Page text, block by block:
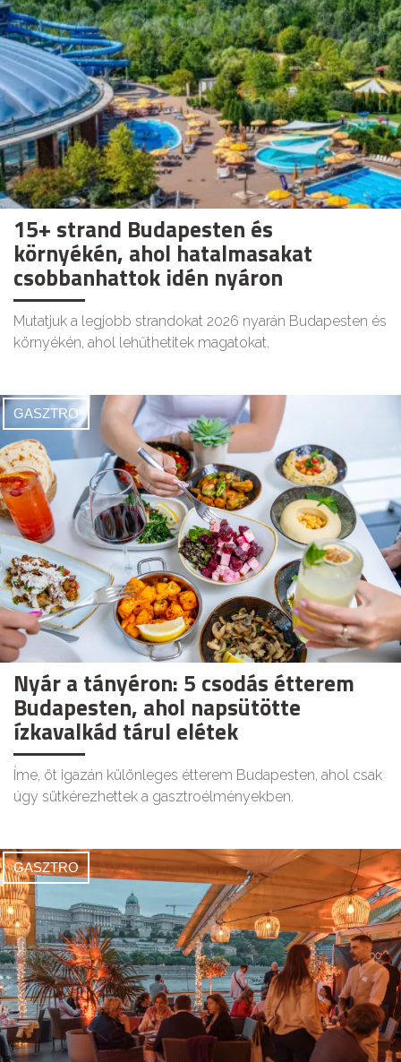
15+ strand Budapesten és
környékén, ahol hatalmasakat
csobbanhattok idén nyáron
Mutatjuk a legjobb strandokat 2026 nyarán Budapesten és
környékén, ahol lehűthetitek magatokat.
GASZTRO
Nyár a tányéron: 5 csodás étterem
Budapesten, ahol napsütötte
ízkavalkád tárul elétek
Íme, öt igazán különleges étterem Budapesten, ahol csak
úgy sütkérezhettek a gasztroélményekben.
GASZTRO